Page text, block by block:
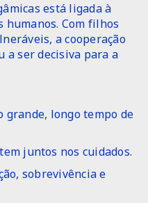
está ligada à
humanos. Com filhos
a cooperação
a ser decisiva para a
grande, longo tempo de
juntos nos cuidados.
sobrevivência e